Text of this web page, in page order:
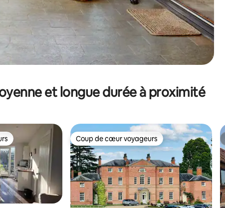
et longue durée à proximité
Coup de cœur voyageurs
Coup de cœur voyageurs